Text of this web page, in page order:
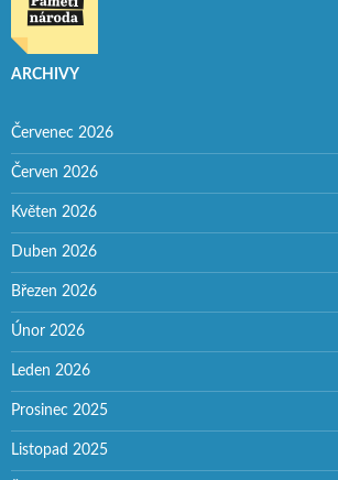
ARCHIVY
Červenec 2026
Červen 2026
Květen 2026
Duben 2026
Březen 2026
Únor 2026
Leden 2026
Prosinec 2025
Listopad 2025